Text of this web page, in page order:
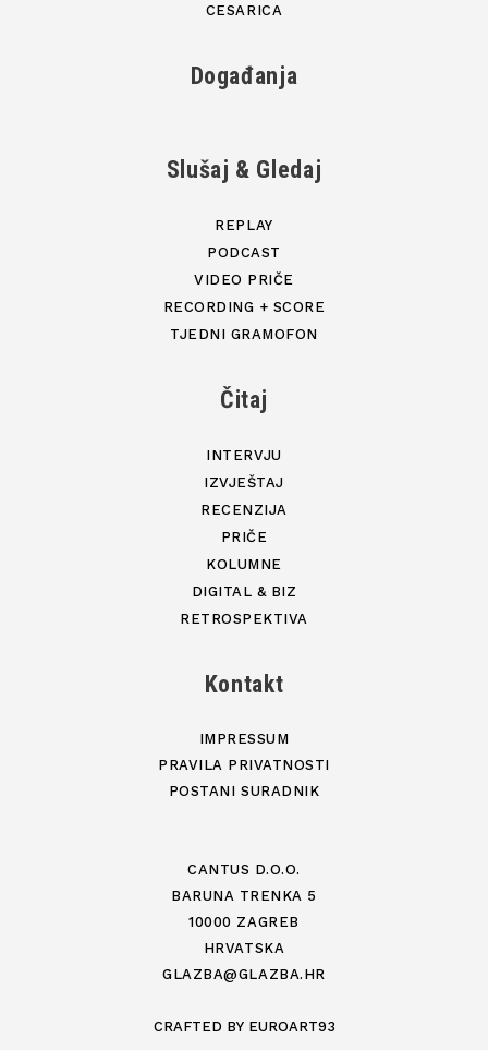
CESARICA
Događanja
Slušaj & Gledaj
REPLAY
PODCAST
VIDEO PRIČE
RECORDING + SCORE
TJEDNI GRAMOFON
Čitaj
INTERVJU
IZVJEŠTAJ
RECENZIJA
PRIČE
KOLUMNE
DIGITAL & BIZ
RETROSPEKTIVA
Kontakt
IMPRESSUM
PRAVILA PRIVATNOSTI
POSTANI SURADNIK
CANTUS D.O.O.
BARUNA TRENKA 5
10000 ZAGREB
HRVATSKA
GLAZBA@GLAZBA.HR
CRAFTED BY EUROART93